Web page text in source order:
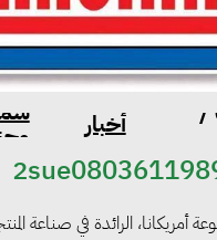
18 / 02 / أخبار
أمريكانا، الرائدة في صناعة